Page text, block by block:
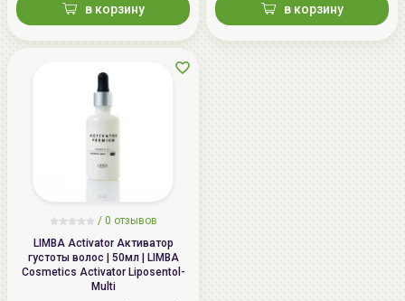
в корзину в корзину
/ 0 отзывов
LIMBA Activator Активатор
густоты волос | 50мл | LIMBA
Cosmetics Activator Liposentol-
Multi